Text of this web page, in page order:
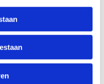
zwarte knop,
Internet?
van onze
vrijblijvend